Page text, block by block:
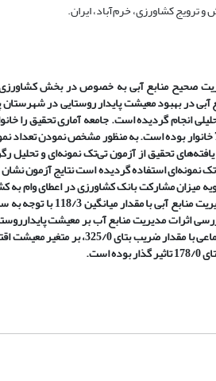
ترویج کشاورزی، خرم‌‌آباد، ایران.
صحیح منابع آبی به خصوص در بخش
در بهبود معیشت پایدار روستایی در
انجام گردیده است. جامعه آماری تحقیق را
داده است که بر اساس سرشماری عمومی نفوس و مسکن در سال 1395 برابر با 7358 خانوار
و تحلیل یافته‌های تحقیق از آزمون تی‌تک نمونه‌ای
استفاده گردیده است نتایج آزمون
داده است و گویه میزان مشارکت بانک کشاورزی در اعطای
مقدار 706/2 کمترین میانگین را به
مدیریت منابع آب بر معیشت